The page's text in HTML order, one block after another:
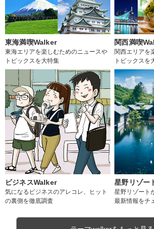
東海満喫Walker
東海エリアを楽しむためのニュースや
トピックスを大特集
関西満喫
関西エリアを
トピックスを
ビジネスWalker
気になるビジネスのアレコレ、ヒット
の裏側を徹底調査
星野リゾー
星野リゾート
最新情報をチ